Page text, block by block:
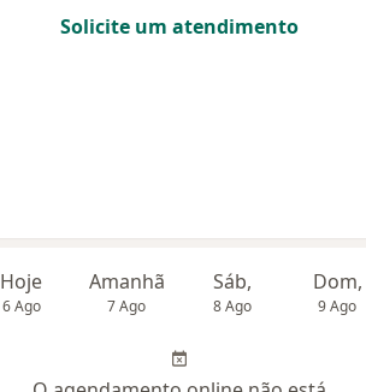
Solicite um atendimento
Hoje
6 Ago
Amanhã
7 Ago
Sáb,
8 Ago
Dom,
9 Ago